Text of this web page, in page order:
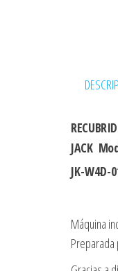
JACK
JK-W4D-
Máquina
Preparada